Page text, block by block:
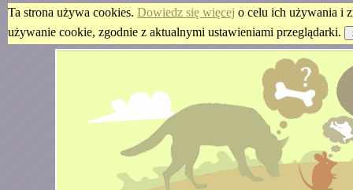
Ta strona używa cookies. Dowiedz się więcej o celu ich używania i
używanie cookie, zgodnie z aktualnymi ustawieniami przeglądarki.